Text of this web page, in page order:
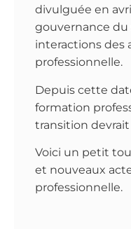
divulguée en
gouvernance du
interactions des
professionnelle.
Depuis cette
formation
transition devrait
Voici un petit
et nouveaux
professionnelle.